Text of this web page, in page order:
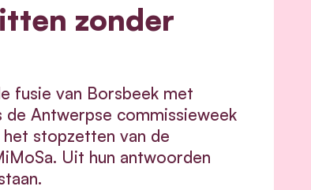
zonder
fusie van Borsbeek met
Antwerpse commissieweek
het stopzetten van de
Uit hun antwoorden